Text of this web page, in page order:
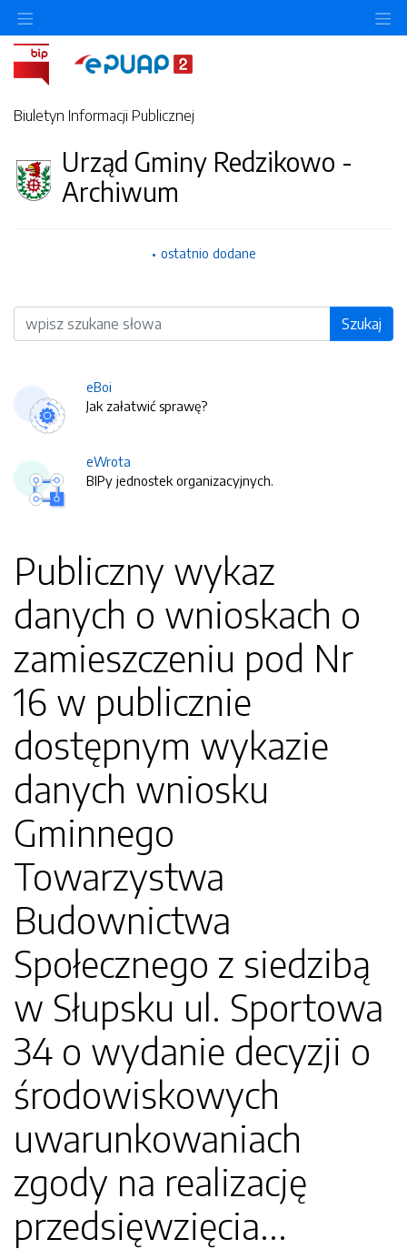
Biuletyn Informacji Publicznej
Urząd Gminy Redzikowo -
Archiwum
ostatnio dodane
Wyszukiwarka Szukaj
eBoi
Jak załatwić sprawę?
eWrota
BIPy jednostek organizacyjnych.
Publiczny wykaz
danych o wnioskach o
zamieszczeniu pod Nr
16 w publicznie
dostępnym wykazie
danych wniosku
Gminnego
Towarzystwa
Budownictwa
Społecznego z siedzibą
w Słupsku ul. Sportowa
34 o wydanie decyzji o
środowiskowych
uwarunkowaniach
zgody na realizację
przedsięwzięcia...